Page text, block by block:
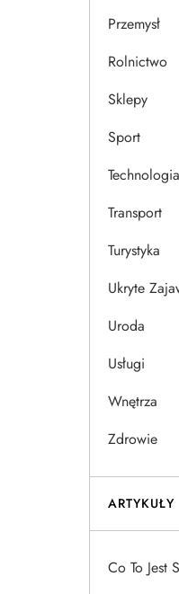
Przemysł
Rolnictwo
Sklepy
Sport
Technologia
Transport
Turystyka
Ukryte
Uroda
Usługi
Wnętrza
Zdrowie
ARTYKUŁY
Co To Jest